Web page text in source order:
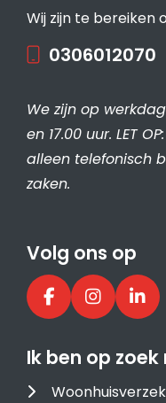
Wij zijn te bereiken
0306012070
We zijn op
en 17.00 uur. LET
alleen telefonisch
zaken.
Volg ons op
Ik ben op